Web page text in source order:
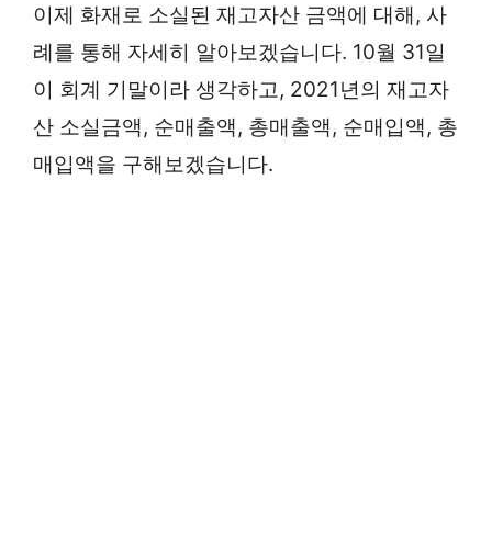
이제 화재로 소실된 재고자산 금액에 대해, 사
례를 통해 자세히 알아보겠습니다. 10월 31일
이 회계 기말이라 생각하고, 2021년의 재고자
산 소실금액, 순매출액, 총매출액, 순매입액, 총
매입액을 구해보겠습니다.